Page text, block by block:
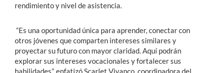
rendimiento y nivel de asistencia.
“Es una oportunidad única para aprender, conectar con
otros jóvenes que comparten intereses similares y
proyectar su futuro con mayor claridad. Aquí podrán
explorar sus intereses vocacionales y fortalecer sus
habilidades”, enfatizó Scarlet Vivanco, coordinadora del